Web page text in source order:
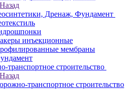
Назад
Дренаж, Фундамент
инъекционные
мембраны
транспортное строительство
Назад
транспортное строительство